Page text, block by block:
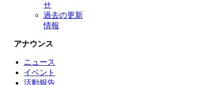
せ
過去の更新
情報
アナウンス
ニュース
イベント
活動報告